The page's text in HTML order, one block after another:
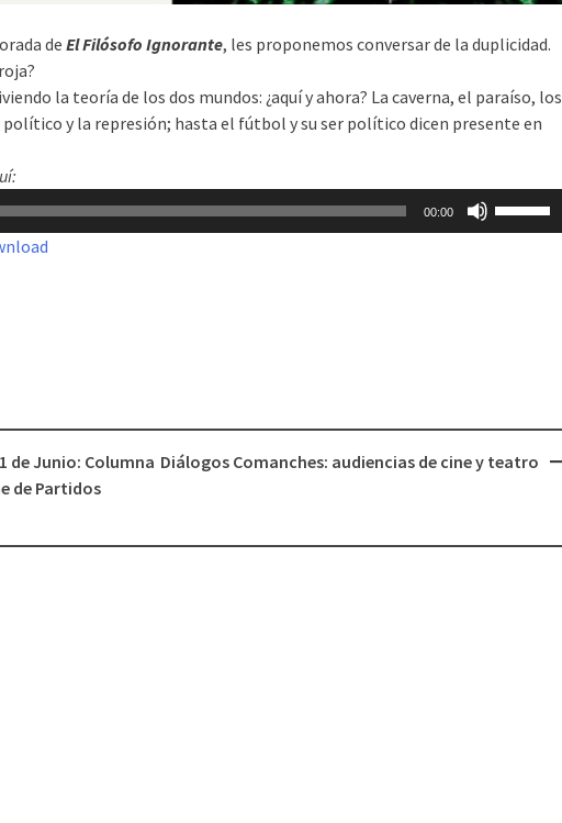
de El Filósofo Ignorante, les proponemos conversar de la duplicidad.
la teoría de los dos mundos: ¿aquí y ahora? La caverna, el paraíso, los
y la represión; hasta el fútbol y su ser político dicen presente en
00:00
el
de Junio: Columna
de Partidos
Diálogos Comanches: audiencias de cine y teatro